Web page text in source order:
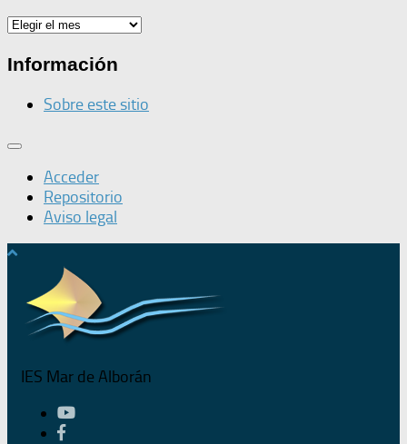
Histórico
noticias
Información
Sobre este sitio
Acceder
Repositorio
Aviso legal
IES Mar de Alborán